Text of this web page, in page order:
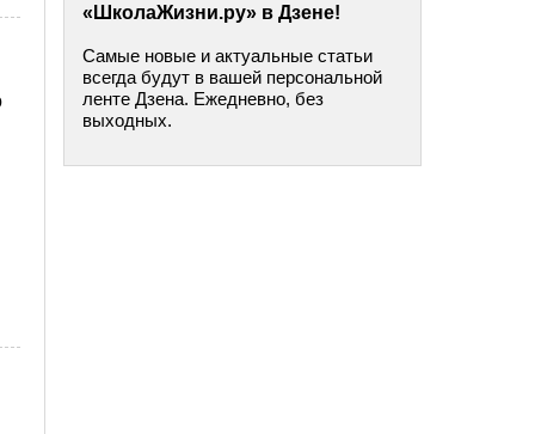
«ШколаЖизни.ру» в Дзене!
Самые новые и актуальные статьи
всегда будут в вашей персональной
ленте Дзена. Ежедневно, без
выходных.